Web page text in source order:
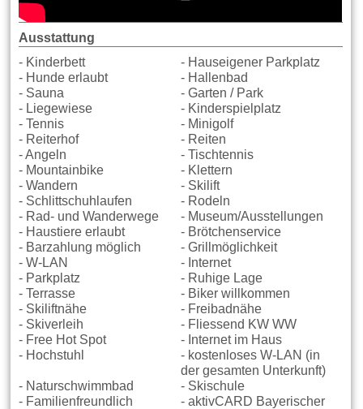
Ausstattung
- Kinderbett
- Hauseigener Parkplatz
- Hunde erlaubt
- Hallenbad
- Sauna
- Garten / Park
- Liegewiese
- Kinderspielplatz
- Tennis
- Minigolf
- Reiterhof
- Reiten
- Angeln
- Tischtennis
- Mountainbike
- Klettern
- Wandern
- Skilift
- Schlittschuhlaufen
- Rodeln
- Rad- und Wanderwege
- Museum/Ausstellungen
- Haustiere erlaubt
- Brötchenservice
- Barzahlung möglich
- Grillmöglichkeit
- W-LAN
- Internet
- Parkplatz
- Ruhige Lage
- Terrasse
- Biker willkommen
- Skiliftnähe
- Freibadnähe
- Skiverleih
- Fliessend KW WW
- Free Hot Spot
- Internet im Haus
- Hochstuhl
- kostenloses W-LAN (in
der gesamten Unterkunft)
- Naturschwimmbad
- Skischule
- Familienfreundlich
- aktivCARD Bayerischer